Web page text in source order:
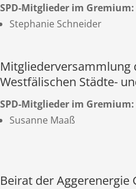
SPD-Mitglieder im Gremium:
Stephanie Schneider
Mitgliederversammlung
Westfälischen Städte-
SPD-Mitglieder im Gremium:
Susanne Maaß
Beirat der Aggerenergie